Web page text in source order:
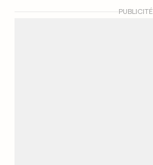
PUBLICITÉ